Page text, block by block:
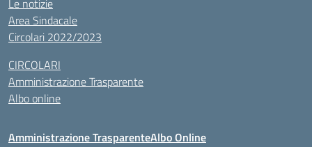
Le notizie
Area Sindacale
Circolari 2022/2023
CIRCOLARI
Amministrazione Trasparente
Albo online
Amministrazione TrasparenteAlbo Online